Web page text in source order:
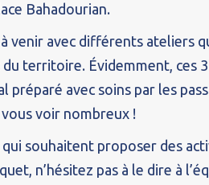
Bahadourian.
venir avec différents ateliers
territoire. Évidemment, ces
préparé avec soins par les
vous voir nombreux !
souhaitent proposer des
n’hésitez pas à le dire à